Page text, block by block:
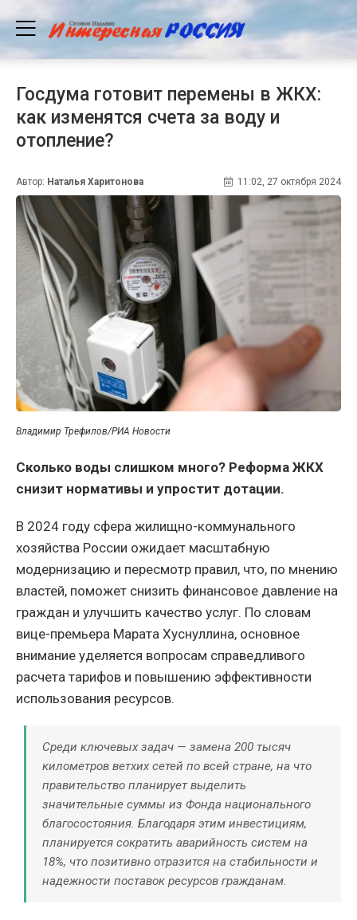
Госдума готовит перемены в ЖКХ:
как изменятся счета за воду и
отопление?
Автор: Наталья Харитонова 11:02, 27 октября 2024
Владимир Трефилов/РИА Новости
Сколько воды слишком много? Реформа ЖКХ
снизит нормативы и упростит дотации.
В 2024 году сфера жилищно-коммунального
хозяйства России ожидает масштабную
модернизацию и пересмотр правил, что, по мнению
властей, поможет снизить финансовое давление на
граждан и улучшить качество услуг. По словам
вице-премьера Марата Хуснуллина, основное
внимание уделяется вопросам справедливого
расчета тарифов и повышению эффективности
использования ресурсов.
Среди ключевых задач — замена 200 тысяч
километров ветхих сетей по всей стране, на что
правительство планирует выделить
значительные суммы из Фонда национального
благосостояния. Благодаря этим инвестициям,
планируется сократить аварийность систем на
18%, что позитивно отразится на стабильности и
надежности поставок ресурсов гражданам.